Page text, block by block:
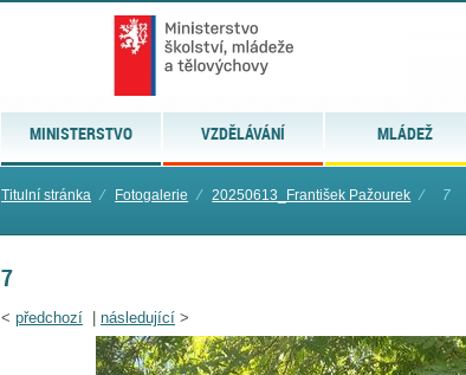
MINISTERSTVO VZDĚLÁVÁNÍ MLÁDEŽ
Titulní stránka ⁄ Fotogalerie ⁄ 20250613_František Pažourek ⁄ 7
7
< předchozí následující >